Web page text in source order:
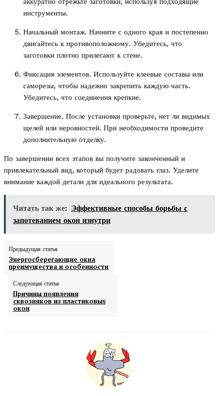
инструменты.
Начальный монтаж. Начните с одного края и постепенно
двигайтесь к противоположному. Убедитесь, что
заготовки плотно прилегают к стене.
Фиксация элементов. Используйте клеевые составы или
саморезы, чтобы надежно закрепить каждую часть.
Убедитесь, что соединения крепкие.
Завершение. После установки проверьте, нет ли видимых
щелей или неровностей. При необходимости проведите
дополнительную отделку.
По завершении всех этапов вы получите законченный и
привлекательный вид, который будет радовать глаз. Уделите
внимание каждой детали для идеального результата.
Читать так же: Эффективные способы борьбы с
запотеванием окон изнутри
Предыдущая статья
Энергосберегающие окна
преимущества и особенности
Следующая статья
Причины появления
сквозняков из пластиковых
окон